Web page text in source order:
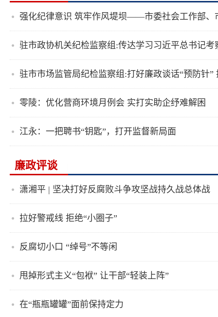
驻市市场监管局纪检监察组:打好廉政谈话“预防针”
零陵：优化营商环境月例会 实打实助企纾难解困
江永：一把聘书“钥匙”，打开监督新局面
廉政评谈
潇湘平 | 坚决打好反腐败斗争攻坚战持久战总体战
拉好警戒线 拒绝“小圈子”
反腐切小口 “绰号”不等闲
甩掉形式主义“包袱” 让干部“轻装上阵”
在“瓶瓶罐罐”面前保持定力